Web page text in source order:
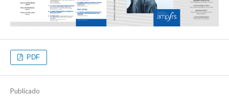
PDF
Publicado